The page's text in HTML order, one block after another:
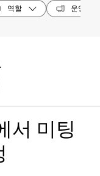
역할 운영 체
서 미팅